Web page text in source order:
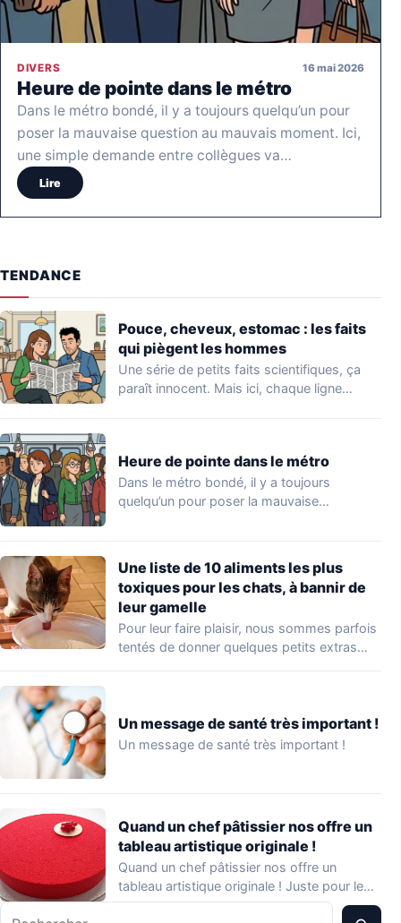
DIVERS 16 mai 2026
Heure de pointe dans le métro
Dans le métro bondé, il y a toujours quelqu’un pour
poser la mauvaise question au mauvais moment. Ici,
une simple demande entre collègues va…
Lire
TENDANCE
Pouce, cheveux, estomac : les faits
qui piègent les hommes
Une série de petits faits scientifiques, ça
paraît innocent. Mais ici, chaque ligne
Heure de pointe dans le métro
Dans le métro bondé, il y a toujours
quelqu’un pour poser la mauvaise
Une liste de 10 aliments les plus
toxiques pour les chats, à bannir de
leur gamelle
Pour leur faire plaisir, nous sommes parfois
tentés de donner quelques petits extras
Un message de santé très important !
Un message de santé très important !
Quand un chef pâtissier nos offre un
tableau artistique originale !
Quand un chef pâtissier nos offre un
tableau artistique originale ! Juste pour le…